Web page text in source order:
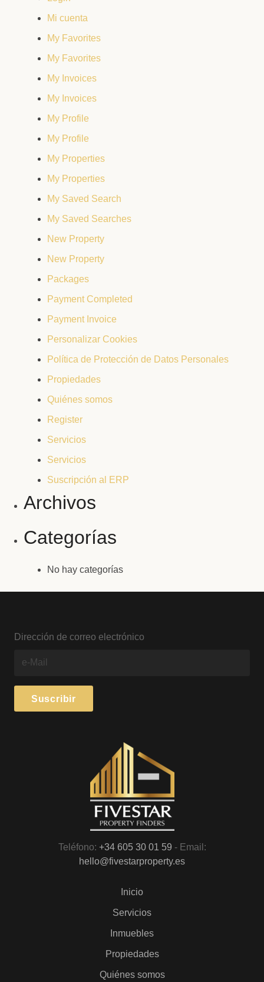
Mi cuenta
My Favorites
My Favorites
My Invoices
My Invoices
My Profile
My Profile
My Properties
My Properties
My Saved Search
My Saved Searches
New Property
New Property
Packages
Payment Completed
Payment Invoice
Personalizar Cookies
Política de Protección de Datos Personales
Propiedades
Quiénes somos
Register
Servicios
Servicios
Suscripción al ERP
Archivos
Categorías
No hay categorías
Dirección de correo electrónico
Teléfono: +34 605 30 01 59 - Email:
hello@fivestarproperty.es
Inicio
Servicios
Inmuebles
Propiedades
Quiénes somos